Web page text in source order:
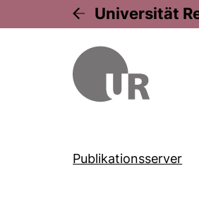
Universität
Publikationsserver